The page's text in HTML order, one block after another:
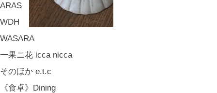
ARAS
WDH
WASARA
一果ニ花 icca nicca
そのほか e.t.c
《食卓》Dining